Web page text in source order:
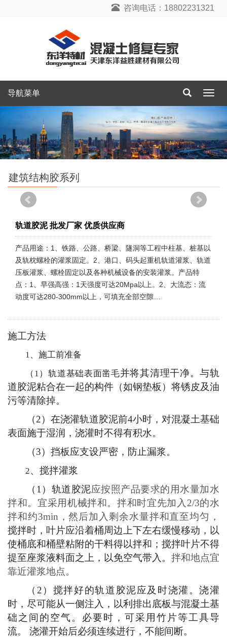
咨询电话：18802231321
导
单
导航菜单
建筑结构胶系列
轨道胶泥 批发厂家 优质供应商
产品用途：1、铁路、公路、桥梁、隧洞等工程中柱基、桩基以
及轨枕螺栓的灌浆固定。2、港口、码头起重机轨道灌浆、轨道
压板灌浆、螺栓固定以及各种机械设备的安装灌浆。产品特
点：1、早强高强：1天强度可达20Mpa以上。2、大流态：流
动度可达280-300mm以上，可填充全部空隙…
施工方法
1、施工前准备
（ 1）轨道基础表面凿毛并将其清理干净。与轨
道胶泥粘合在一起的构件（如钢垫板）将锈皮及油
污等清除掉。
（2） 在浇灌轨道胶泥前4小时，对混凝土基础
表面施于湿润，浇灌时不得有积水。
（3） 挡板应支设严密，防止漏浆。
2、 搅拌灌浆
（ 1 ） 轨道胶泥应按照产品要求的用水量加水
拌和。宜采用机械拌和。拌和时宜先加入 2/3的水
拌和约3min ，然后加入剩余水量拌和直至均匀，
搅拌时，叶片应沿着桶周边上下左右缓慢移动，以
使桶底和桶壁粘附的干料得以拌和；搅拌叶片不得
提至座浆液料面之上，以免空气带入。 拌和地点宜
靠近灌浆地点。
（ 2 ） 搅拌好的轨道胶泥应及时浇灌。浇灌
时，尽可能从一侧注入，以利排出底板与混凝土基
础之间的空气。必要时，可采用竹片等工具导
流。
浇灌开始后必须连续进行，不能间断。